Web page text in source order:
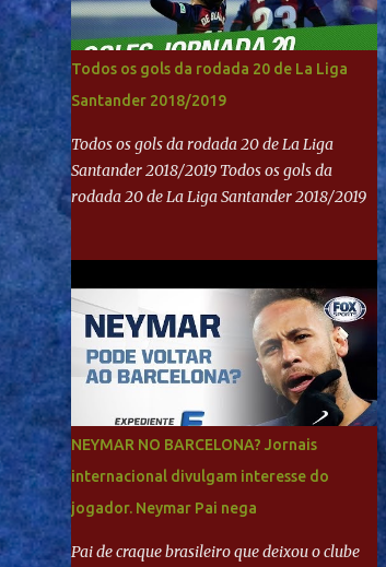
Todos os gols da rodada 20 de La Liga
Santander 2018/2019
Todos os gols da rodada 20 de La Liga
Santander 2018/2019 Todos os gols da
rodada 20 de La Liga Santander 2018/2019
NEYMAR NO BARCELONA? Jornais
internacional divulgam interesse do
jogador. Neymar Pai nega
Pai de craque brasileiro que deixou o clube